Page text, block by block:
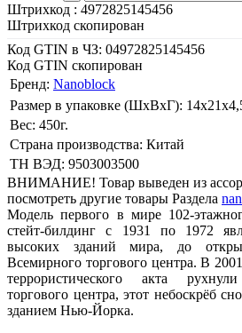
Штрихкод : 4972825145456
Штрихкод скопирован
Код GTIN в ЧЗ: 04972825145456
Код GTIN скопирован
Бренд: Nanoblock
Размер в упаковке (ШхВxГ):
Вес: 450г.
Страна производства: Китай
ТН ВЭД: 9503003500
ВНИМАНИЕ! Товар выведен из
посмотреть другие товары Раздела
Модель первого в мире 102-
стейт-билдинг с 1931 по 1972
высоких зданий мира, до
Всемирного торгового центра. В 2001
террористического акта
торгового центра, этот небоскрёб
зданием Нью-Йорка.